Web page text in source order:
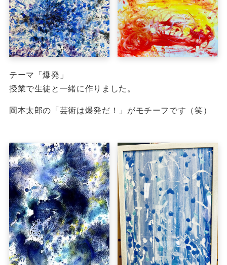
テーマ「爆発」
授業で生徒と一緒に作りました。
岡本太郎の「芸術は爆発だ！」がモチーフです（笑）